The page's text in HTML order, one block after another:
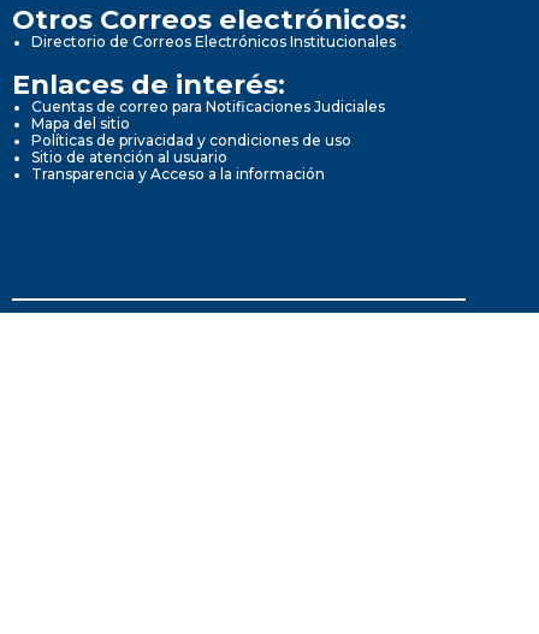
Otros Correos electrónicos:
Directorio de Correos Electrónicos Institucionales
Enlaces de interés:
Cuentas de correo para Notificaciones Judiciales
Mapa del sitio
Políticas de privacidad y condiciones de uso
Sitio de atención al usuario
Transparencia y Acceso a la información